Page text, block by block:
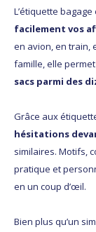
L’étiquette
facilement vos
en avion, en train,
famille, elle
sacs parmi des
Grâce aux
hésitations
similaires. Motifs,
pratique et
en un coup d’œil.
Bien plus qu’un